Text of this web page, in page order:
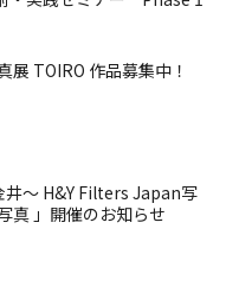
展 TOIRO 作品募集中！
～ H&Y Filters Japan写
真 」開催のお知らせ